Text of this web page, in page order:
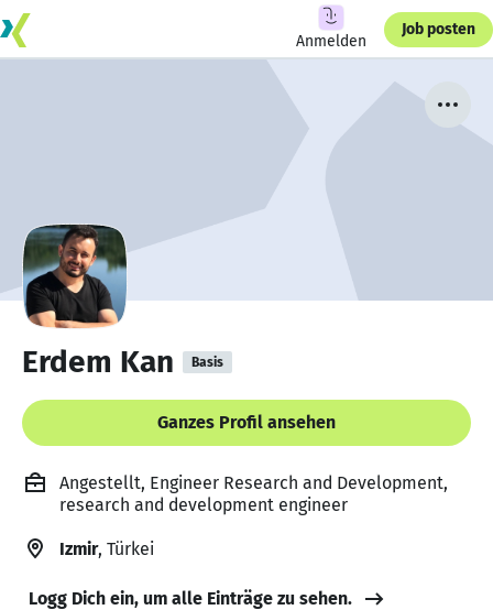
Anmelden
Job posten
Erdem Kan Basis
Ganzes Profil ansehen
Angestellt, Engineer Research and Development,
research and development engineer
Izmir, Türkei
Logg Dich ein, um alle Einträge zu sehen.